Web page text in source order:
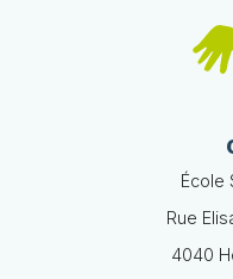
École
Rue
4040